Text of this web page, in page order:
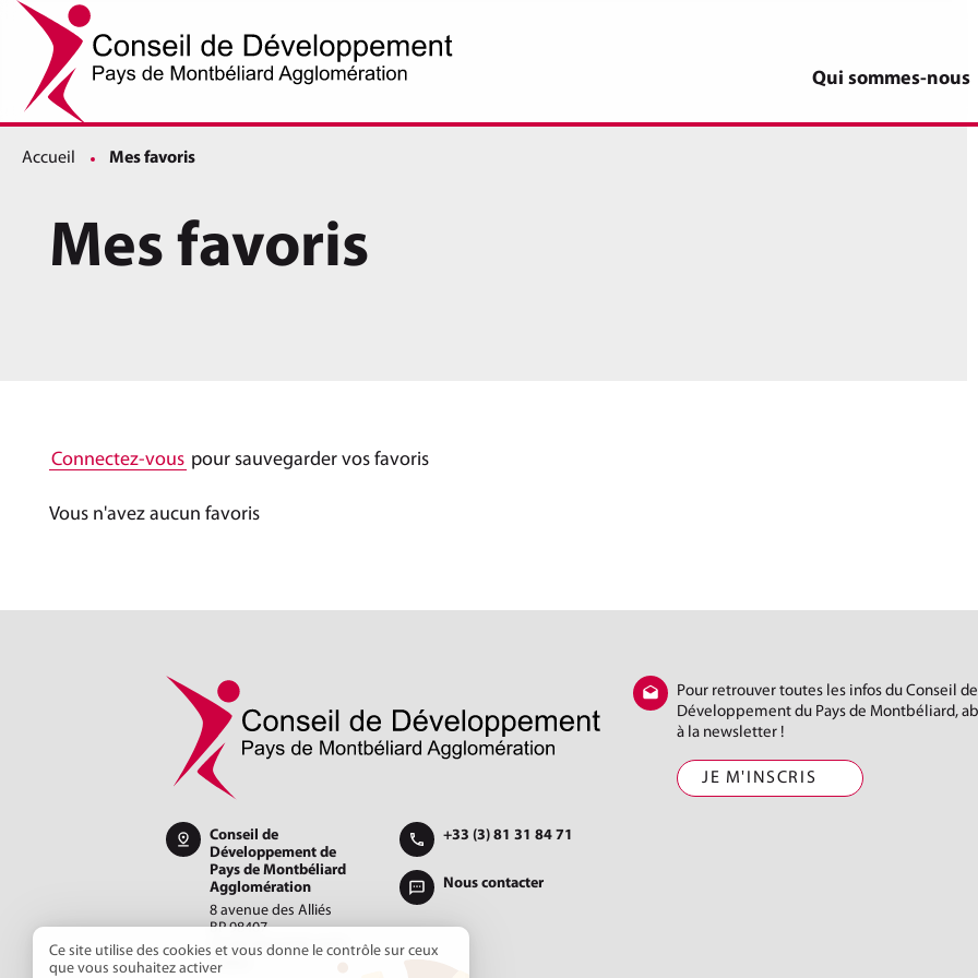
Qui sommes-nous
Accueil Page active :
Mes favoris
Mes favoris
Connectez-vous pour sauvegarder vos favoris
Vous n'avez aucun favoris
Conseil de
Développement de
Pays de Montbéliard
Agglomération
8 avenue des Alliés
BP 98407
25208 MONTBÉLIARD
Cedex
+33 (3) 81 31 84 71
Nous contacter
Pour retrouver toutes les infos du Conseil de
Développement du Pays de Montbéliard,
à la newsletter !
JE M'INSCRIS
Ce site utilise des cookies et vous donne le contrôle sur ceux
que vous souhaitez activer